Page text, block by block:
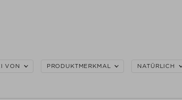
VON PRODUKTMERKMAL NATÜRLICH